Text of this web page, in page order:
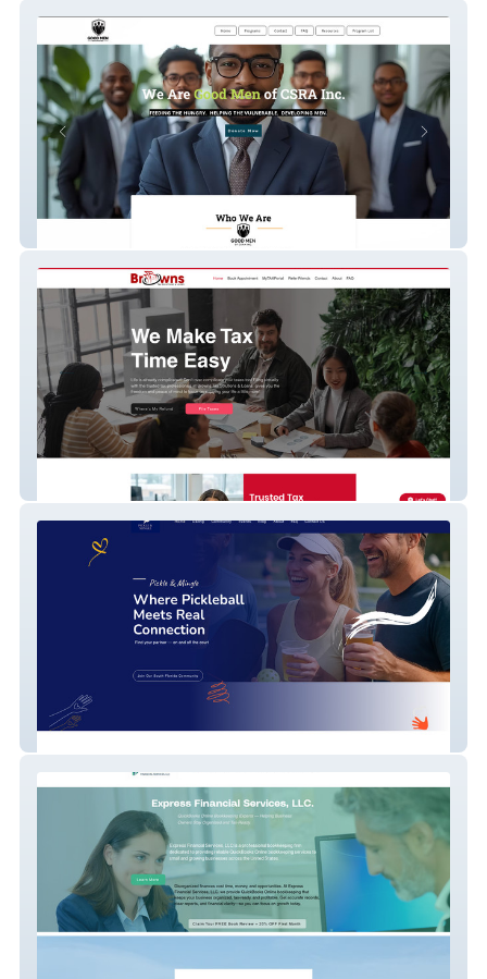
Good Men of CSRA, Inc.
Brown's Tax Solution
Pickle & Mingle